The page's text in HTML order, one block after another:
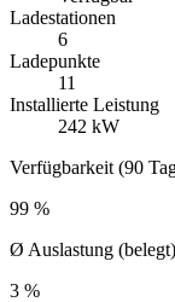
Ladestationen
6
Ladepunkte
11
Installierte Leistung
242 kW
Verfügbarkeit (90
99 %
Ø Auslastung (belegt)
3 %